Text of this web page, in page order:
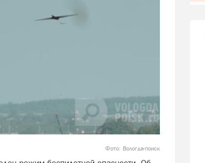
Фото: Вологда-поиск